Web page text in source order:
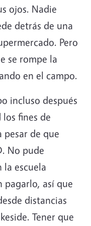
ojos. Nadie
detrás de una
Pero
se rompe la
en el campo.
incluso después
fines de
pesar de que
No pude
escuela
pagarlo, así que
distancias
Tener que